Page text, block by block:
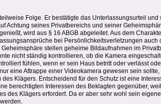
Folge. Er bestätigte das Unterlassungsurteil
Achtung seines Privatbereichs und seiner
wird aus § 16 ABGB abgeleitet. Aus dem
bei Persönlichkeitsverletzungen auch
stellen geheime Bildaufnahmen im
nicht ständig kontrollieren, ob die Kamera
fühlen, wenn er sein Haus betritt oder verlässt
eine Attrappe einer Videokamera gewesen sein
Klägers. Entscheidend für den Schutz ist eine
berechtigten Interessen des Beklagten gegenüber,
des Klägers erfordert. Da er aber sehr wohl sein